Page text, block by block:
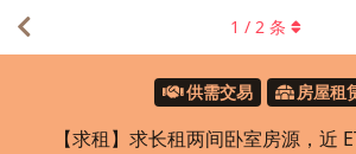
供需交易 房屋租
【求租】求长租两间卧室房源，近
1 / 2 条